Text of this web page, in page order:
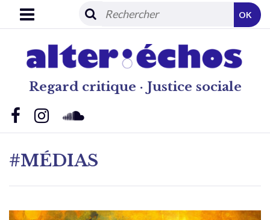
Regard critique · Justice sociale
OK
#MÉDIAS